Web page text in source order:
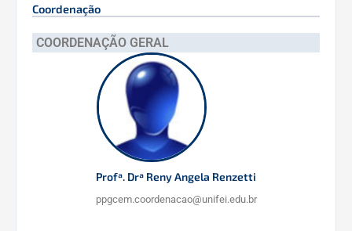
Maria Virginia Gelfuso
Mirian de Lourdes Noronha Motta Mello
II - Membros titulares (discentes):
Rodrigo Rodrigues Chaves
III - Membros suplentes (docentes):
Rero Marques Rubinger
Coordenação
COORDENAÇÃO GERAL
Profª. Drª Reny Angela Renzetti
ppgcem.coordenacao@unifei.edu.br